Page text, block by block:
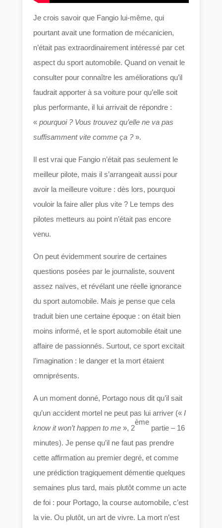
Je crois savoir que Fangio lui-même, qui
pourtant avait une formation de mécanicien,
n’était pas extraordinairement intéressé par cet
aspect du sport automobile. Quand on venait le
consulter pour connaître les améliorations qu’il
faudrait apporter à sa voiture pour qu’elle soit
plus performante, il lui arrivait de répondre :
«pourquoi ? Vous trouvez qu’elle ne va pas
suffisamment vite comme ça ?».
Il est vrai que Fangio n’était pas seulement le
meilleur pilote, mais il s’arrangeait aussi pour
avoir la meilleure voiture : dès lors, pourquoi
vouloir la faire aller plus vite ? Le temps des
pilotes metteurs au point n’était pas encore
venu.
On peut évidemment sourire de certaines
questions posées par le journaliste, souvent
assez naïves, et révélant une réelle ignorance
du sport automobile. Mais je pense que cela
traduit bien une certaine époque : on était bien
moins informé, et le sport automobile était une
affaire de passionnés. Surtout, ce sport excitait
l’imagination : le danger et la mort étaient
omniprésents.
A un moment donné, Portago nous dit qu’il sait
qu’un accident mortel ne peut pas lui arriver (« I
know it won’t happen to me », 2
ème
partie – 16
minutes). Je pense qu’il ne faut pas prendre
cette affirmation au premier degré, et comme
une prédiction tragiquement démentie quelques
semaines plus tard, mais plutôt comme un acte
de foi : pour Portago, la course automobile, c’est
la vie. Ou plutôt, un art de vivre. La mort n’est